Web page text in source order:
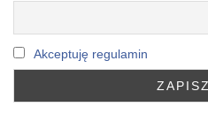
Akceptuję regulamin